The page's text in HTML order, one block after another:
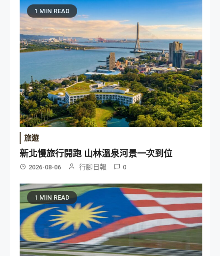
1 MIN READ
旅遊
新北慢旅行開跑 山林溫泉河景一次到位
2026-08-06 行腳日報 0
1 MIN READ